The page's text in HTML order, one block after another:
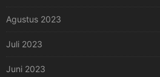
Agustus 2023
Juli 2023
Juni 2023